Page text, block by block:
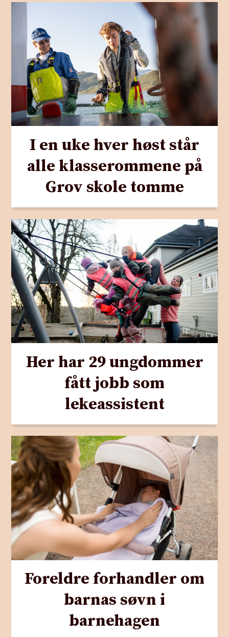
I en uke hver høst står
alle klasserommene på
Grov skole tomme
Her har 29 ungdommer
fått jobb som
lekeassistent
Foreldre forhandler om
barnas søvn i
barnehagen